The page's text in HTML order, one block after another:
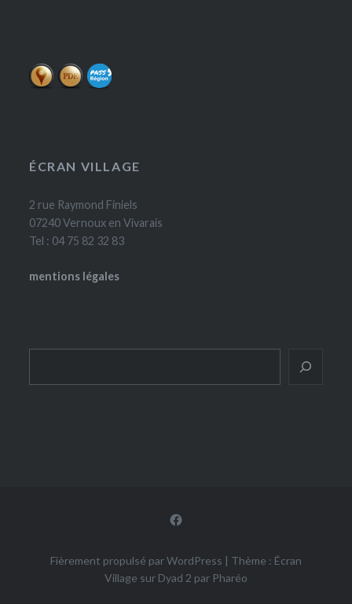
ÉCRAN VILLAGE
2 rue Raymond Finiels
07240 Vernoux en Vivarais
Tel : 04 75 82 32 83
mentions légales
Facebook
Fièrement propulsé par WordPress | Thème : Écran
Village sur Dyad 2 par Pharéo